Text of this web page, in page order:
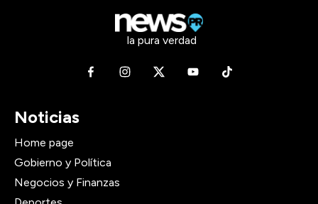
la pura verdad
Noticias
Home page
Gobierno y Política
Negocios y Finanzas